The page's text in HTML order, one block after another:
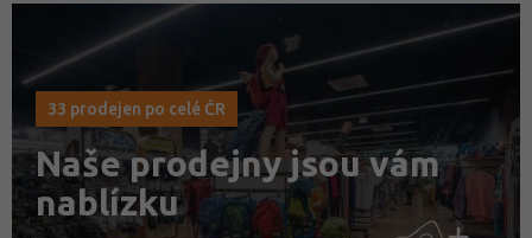
33 prodejen po celé ČR
Naše prodejny jsou vám
nablízku